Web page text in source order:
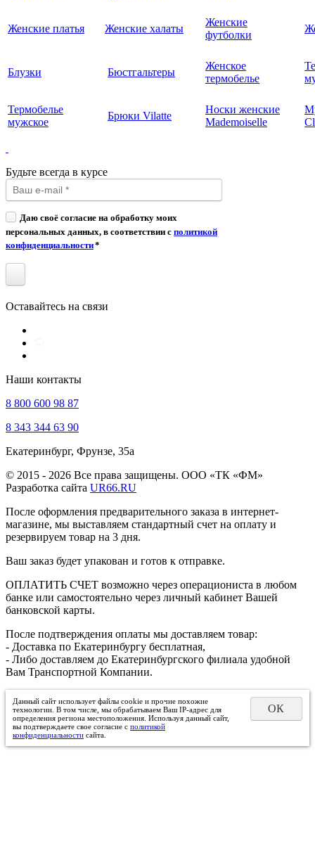
Женские платья Женские халаты
Женские
футболки
Блузки Бюстгальтеры
Женское
термобелье
Термобелье
мужское
Брюки Vilatte
Носки женские
Mademoiselle
Будьте всегда в курсе
Даю своё согласие на обработку моих
персональных данных, в соответствии с политикой
конфиденциальности*
Оставайтесь на связи
Наши контакты
8 800 600 98 87
8 343 344 63 90
Екатеринбург, Фрунзе, 35а
© 2015 - 2026 Все права защищены. ООО «ТК «ФМ»
Разработка сайта UR66.RU
После оформления предварительного заказа в интернет-
магазине, мы выставляем стандартный счет на оплату и
резервируем товар на 3 дня.
Ваш заказ будет упакован и готов к отправке.
ОПЛАТИТЬ СЧЕТ возможно через операциониста в любом
банке или самостоятельно через личный кабинет Вашей
банковской карты.
После подтверждения оплаты мы доставляем товар:
- Доставка по Екатеринбургу бесплатная,
- Либо доставляем до Екатеринбургского филиала удобной
Вам Транспортной Компании.
Данный сайт использует файлы cookie и прочие похожие
технологии. В том числе, мы обрабатываем Ваш IP-адрес для
определения региона местоположения. Используя данный сайт,
вы подтверждаете свое согласие с политикой
конфиденциальности сайта.
ОК